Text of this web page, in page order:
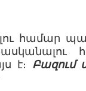
համար
է։ Բազում